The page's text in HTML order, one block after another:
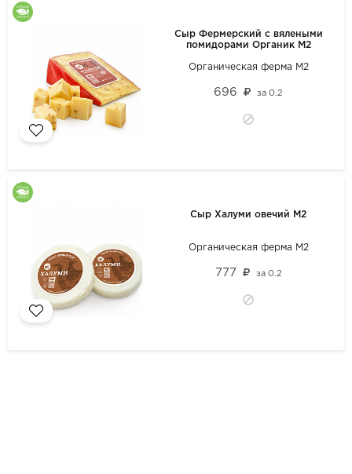
Сыр Фермерский с вялеными
помидорами Органик М2
Органическая ферма М2
696 за0.2
Сыр Халуми овечий М2
Органическая ферма М2
777 за 0.2